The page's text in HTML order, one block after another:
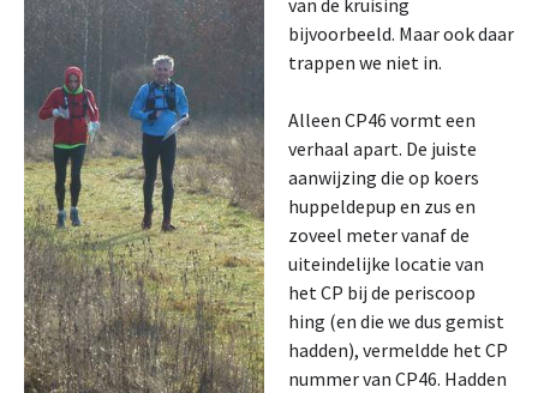
van de kruising
bijvoorbeeld. Maar ook daar
trappen we niet in.
Alleen CP46 vormt een
verhaal apart. De juiste
aanwijzing die op koers
huppeldepup en zus en
zoveel meter vanaf de
uiteindelijke locatie van
het CP bij de periscoop
hing (en die we dus gemist
hadden), vermeldde het CP
nummer van CP46. Hadden